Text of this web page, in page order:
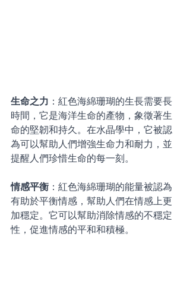
生命之力 ：紅色海綿珊瑚的生長需要長
時間，它是海洋生命的產物，象徵著生
命的堅韌和持久。在水晶學中，它被認
為可以幫助人們增強生命力和耐力，並
提醒人們珍惜生命的每一刻。
情感平衡 ：紅色海綿珊瑚的能量被認為
有助於平衡情感，幫助人們在情感上更
加穩定。它可以幫助消除情感的不穩定
性，促進情感的平和和積極。